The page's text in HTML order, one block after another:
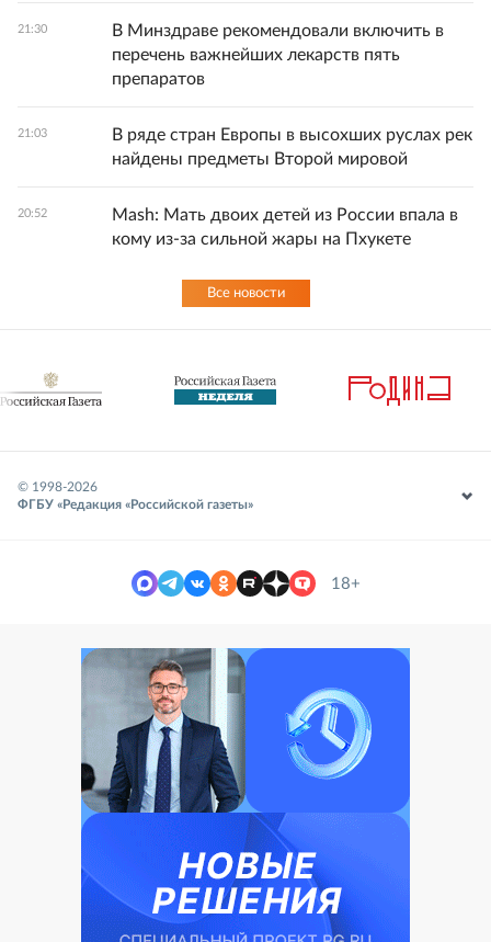
21:30
В Минздраве рекомендовали включить в
перечень важнейших лекарств пять
препаратов
21:03
В ряде стран Европы в высохших руслах рек
найдены предметы Второй мировой
20:52
Mash: Мать двоих детей из России впала в
кому из-за сильной жары на Пхукете
Все новости
© 1998-2026
ФГБУ «Редакция «Российской газеты»
18+